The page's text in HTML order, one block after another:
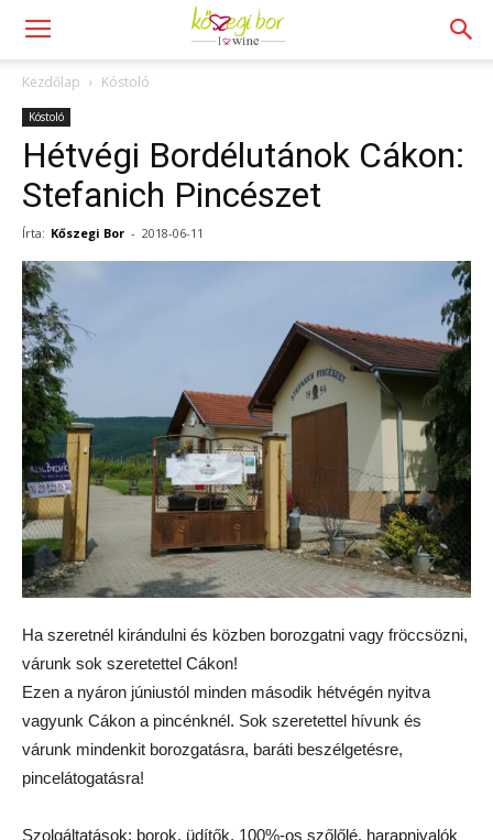
Kezdőlap Kóstoló
Kóstoló
Hétvégi Bordélutánok Cákon:
Stefanich Pincészet
Írta: Kőszegi Bor - 2018-06-11
Ha szeretnél kirándulni és közben borozgatni vagy fröccsözni,
várunk sok szeretettel Cákon!
Ezen a nyáron júniustól minden második hétvégén nyitva
vagyunk Cákon a pincénknél. Sok szeretettel hívunk és
várunk mindenkit borozgatásra, baráti beszélgetésre,
pincelátogatásra!
Szolgáltatások: borok, üdítők, 100%-os szőlőlé, harapnivalók